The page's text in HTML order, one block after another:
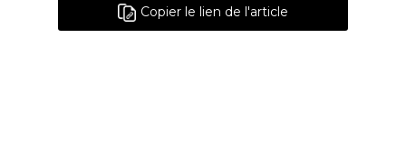
Copier le lien de l'article